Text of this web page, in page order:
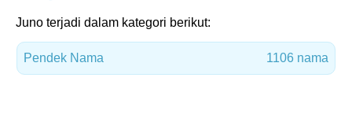
Juno terjadi dalam kategori berikut:
Pendek Nama 1106 nama